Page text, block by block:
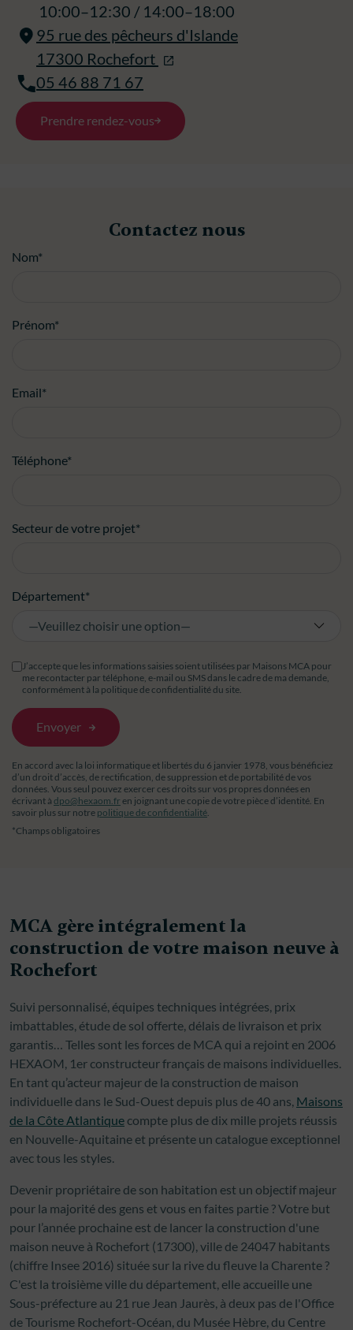
10:00–12:30 / 14:00–18:00
95 rue des pêcheurs d'Islande
17300 Rochefort
05 46 88 71 67
Prendre rendez-vous
Contactez nous
Nom*
Prénom*
Email*
Téléphone*
Secteur de votre projet*
Département*
J’accepte que les informations saisies soient utilisées par Maisons MCA pour
me recontacter par téléphone, e-mail ou SMS dans le cadre de ma demande,
conformément à la politique de confidentialité du site.
En accord avec la loi informatique et libertés du 6 janvier 1978, vous bénéficiez
d’un droit d’accès, de rectification, de suppression et de portabilité de vos
données. Vous seul pouvez exercer ces droits sur vos propres données en
écrivant à dpo@hexaom.fr en joignant une copie de votre pièce d’identité. En
savoir plus sur notre politique de confidentialité
*Champs obligatoires
MCA gère intégralement la
construction de votre maison neuve à
Rochefort
Suivi personnalisé, équipes techniques intégrées, prix
imbattables, étude de sol offerte, délais de livraison et prix
garantis… Telles sont les forces de MCA qui a rejoint en 2006
HEXAOM, 1er constructeur français de maisons individuelles.
En tant qu’acteur majeur de la construction de maison
individuelle dans le Sud-Ouest depuis plus de 40 ans, Maisons
de la Côte Atlantique compte plus de dix mille projets réussis
en Nouvelle-Aquitaine et présente un catalogue exceptionnel
avec tous les styles.
Devenir propriétaire de son habitation est un objectif majeur
pour la majorité des gens et vous en faites partie ? Votre but
pour l’année prochaine est de lancer la construction d'une
maison neuve à Rochefort (17300), ville de 24047 habitants
(chiffre Insee 2016) située sur la rive du fleuve la Charente ?
C'est la troisième ville du département, elle accueille une
Sous-préfecture au 21 rue Jean Jaurès, à deux pas de l'Office
de Tourisme Rochefort-Océan, du Musée Hèbre, du Centre